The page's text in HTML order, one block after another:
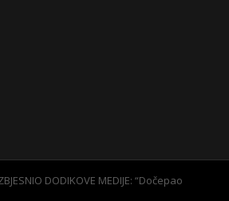
DODIKOVE MEDIJE: “Dočepao